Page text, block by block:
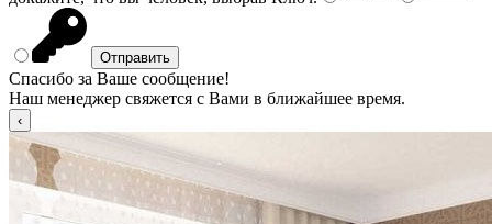
Спасибо за Ваше сообщение!
Наш менеджер свяжется с Вами в ближайшее время.